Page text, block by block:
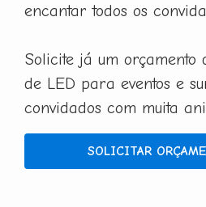
encantar todos os
Solicite já um orçamento
de LED para eventos e
convidados com muita
SOLICITAR